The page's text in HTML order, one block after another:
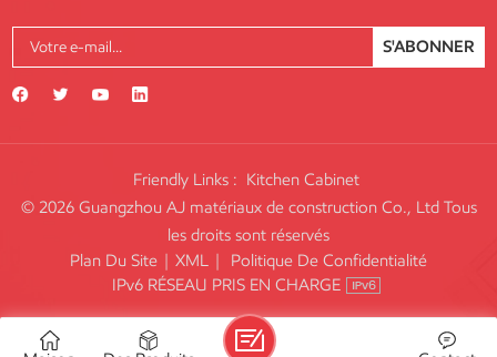
S'ABONNER
Friendly Links : Kitchen Cabinet
© 2026 Guangzhou AJ matériaux de construction Co., Ltd Tous
les droits sont réservés
Plan Du Site | XML |
Politique De Confidentialité
IPv6 RÉSEAU PRIS EN CHARGE